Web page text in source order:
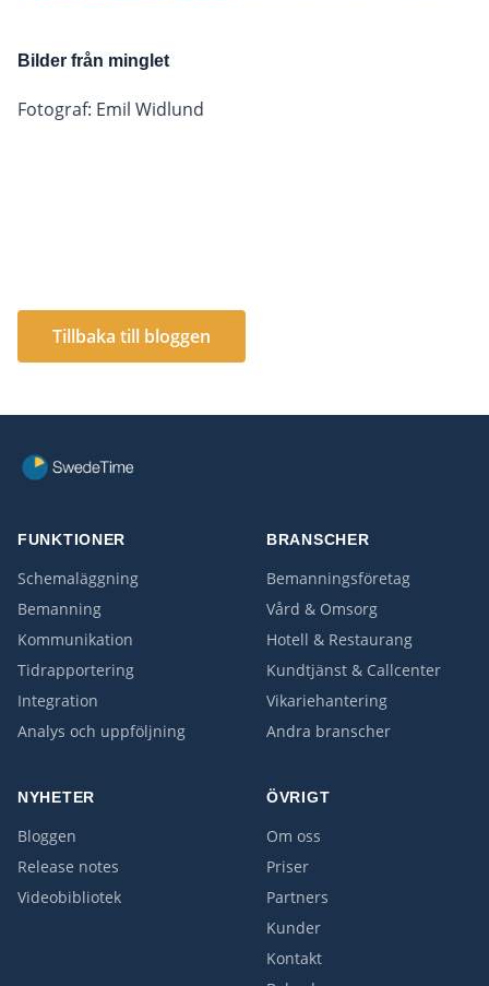
Bilder från minglet
Fotograf: Emil Widlund
Tillbaka till bloggen
FUNKTIONER
Schemaläggning
Bemanning
Kommunikation
Tidrapportering
Integration
Analys och uppföljning
BRANSCHER
Bemanningsföretag
Vård & Omsorg
Hotell & Restaurang
Kundtjänst & Callcenter
Vikariehantering
Andra branscher
NYHETER
Bloggen
Release notes
Videobibliotek
ÖVRIGT
Om oss
Priser
Partners
Kunder
Kontakt